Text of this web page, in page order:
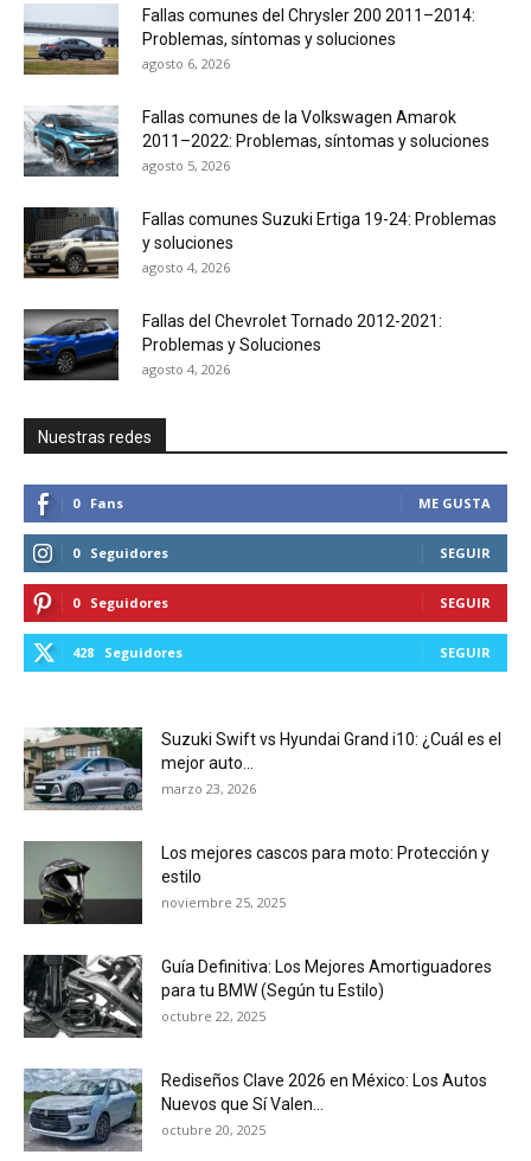
Fallas comunes del Chrysler 200 2011–2014:
Problemas, síntomas y soluciones
agosto 6, 2026
Fallas comunes de la Volkswagen Amarok
2011–2022: Problemas, síntomas y soluciones
agosto 5, 2026
Fallas comunes Suzuki Ertiga 19-24: Problemas
y soluciones
agosto 4, 2026
Fallas del Chevrolet Tornado 2012-2021:
Problemas y Soluciones
agosto 4, 2026
Nuestras redes
0 Fans ME GUSTA
0 Seguidores SEGUIR
0 Seguidores SEGUIR
428 Seguidores SEGUIR
Suzuki Swift vs Hyundai Grand i10: ¿Cuál es el
mejor auto...
marzo 23, 2026
Los mejores cascos para moto: Protección y
estilo
noviembre 25, 2025
Guía Definitiva: Los Mejores Amortiguadores
para tu BMW (Según tu Estilo)
octubre 22, 2025
Rediseños Clave 2026 en México: Los Autos
Nuevos que Sí Valen...
octubre 20, 2025